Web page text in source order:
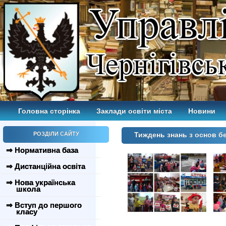
Головна сторінка Заклади освіти міста Новини
РОЗДІЛИ САЙТУ
⇒ Нормативна база
⇒ Дистанційна освіта
⇒ Нова українська
школа
⇒ Вступ до першого
класу
Тиждень знань з основ